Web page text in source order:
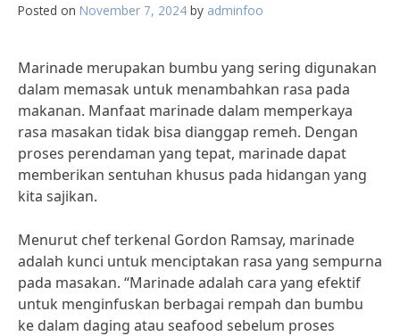
Posted on November 7, 2024 by adminfoo
Marinade merupakan bumbu yang sering digunakan
dalam memasak untuk menambahkan rasa pada
makanan. Manfaat marinade dalam memperkaya
rasa masakan tidak bisa dianggap remeh. Dengan
proses perendaman yang tepat, marinade dapat
memberikan sentuhan khusus pada hidangan yang
kita sajikan.
Menurut chef terkenal Gordon Ramsay, marinade
adalah kunci untuk menciptakan rasa yang sempurna
pada masakan. “Marinade adalah cara yang efektif
untuk menginfuskan berbagai rempah dan bumbu
ke dalam daging atau seafood sebelum proses